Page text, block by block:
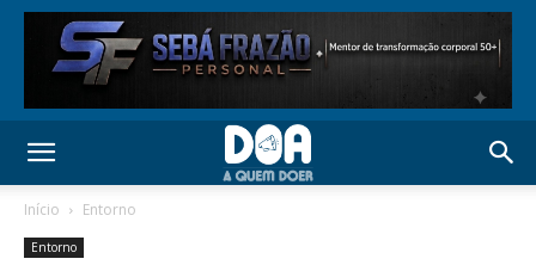
Início Entorno
Entorno